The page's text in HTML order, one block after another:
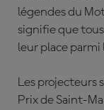
légendes du
signifie que
leur place parmi
Les
Prix de Saint-